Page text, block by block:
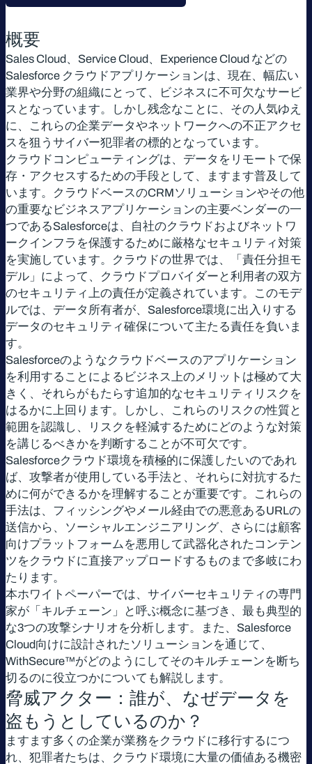
概要
Sales Cloud、Service Cloud、Experience Cloud などの
Salesforce クラウドアプリケーションは、現在、幅広い
業界や分野の組織にとって、ビジネスに不可欠なサービ
スとなっています。しかし残念なことに、その人気ゆえ
に、これらの企業データやネットワークへの不正アクセ
スを狙うサイバー犯罪者の標的となっています。
クラウドコンピューティングは、データをリモートで保
存・アクセスするための手段として、ますます普及して
います。クラウドベースのCRMソリューションやその他
の重要なビジネスアプリケーションの主要ベンダーの一
つであるSalesforceは、自社のクラウドおよびネットワ
ークインフラを保護するために厳格なセキュリティ対策
を実施しています。クラウドの世界では、「責任分担モ
デル」によって、クラウドプロバイダーと利用者の双方
のセキュリティ上の責任が定義されています。このモデ
ルでは、データ所有者が、Salesforce環境に出入りする
データのセキュリティ確保について主たる責任を負いま
す。
Salesforceのようなクラウドベースのアプリケーション
を利用することによるビジネス上のメリットは極めて大
きく、それらがもたらす追加的なセキュリティリスクを
はるかに上回ります。しかし、これらのリスクの性質と
範囲を認識し、リスクを軽減するためにどのような対策
を講じるべきかを判断することが不可欠です。
Salesforceクラウド環境を積極的に保護したいのであれ
ば、攻撃者が使用している手法と、それらに対抗するた
めに何ができるかを理解することが重要です。これらの
手法は、フィッシングやメール経由での悪意あるURLの
送信から、ソーシャルエンジニアリング、さらには顧客
向けプラットフォームを悪用して武器化されたコンテン
ツをクラウドに直接アップロードするものまで多岐にわ
たります。
本ホワイトペーパーでは、サイバーセキュリティの専門
家が「キルチェーン」と呼ぶ概念に基づき、最も典型的
な3つの攻撃シナリオを分析します。また、Salesforce
Cloud向けに設計されたソリューションを通じて、
WithSecure™がどのようにしてそのキルチェーンを断ち
切るのに役立つかについても解説します。
脅威アクター：誰が、なぜデータを
盗もうとしているのか？
ますます多くの企業が業務をクラウドに移行するにつ
れ、犯罪者たちは、クラウド環境に大量の価値ある機密